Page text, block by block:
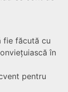
fie făcută cu
în
pentru